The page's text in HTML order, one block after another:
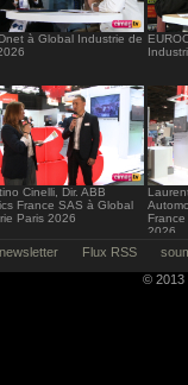
à Global Industrie de
Cinelli, Dir. ABB
France SAS à Global
Paris 2026
2026
newsletter Flux RSS
© 2013